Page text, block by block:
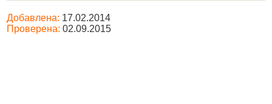
Добавлена: 17.02.2014
Проверена: 02.09.2015